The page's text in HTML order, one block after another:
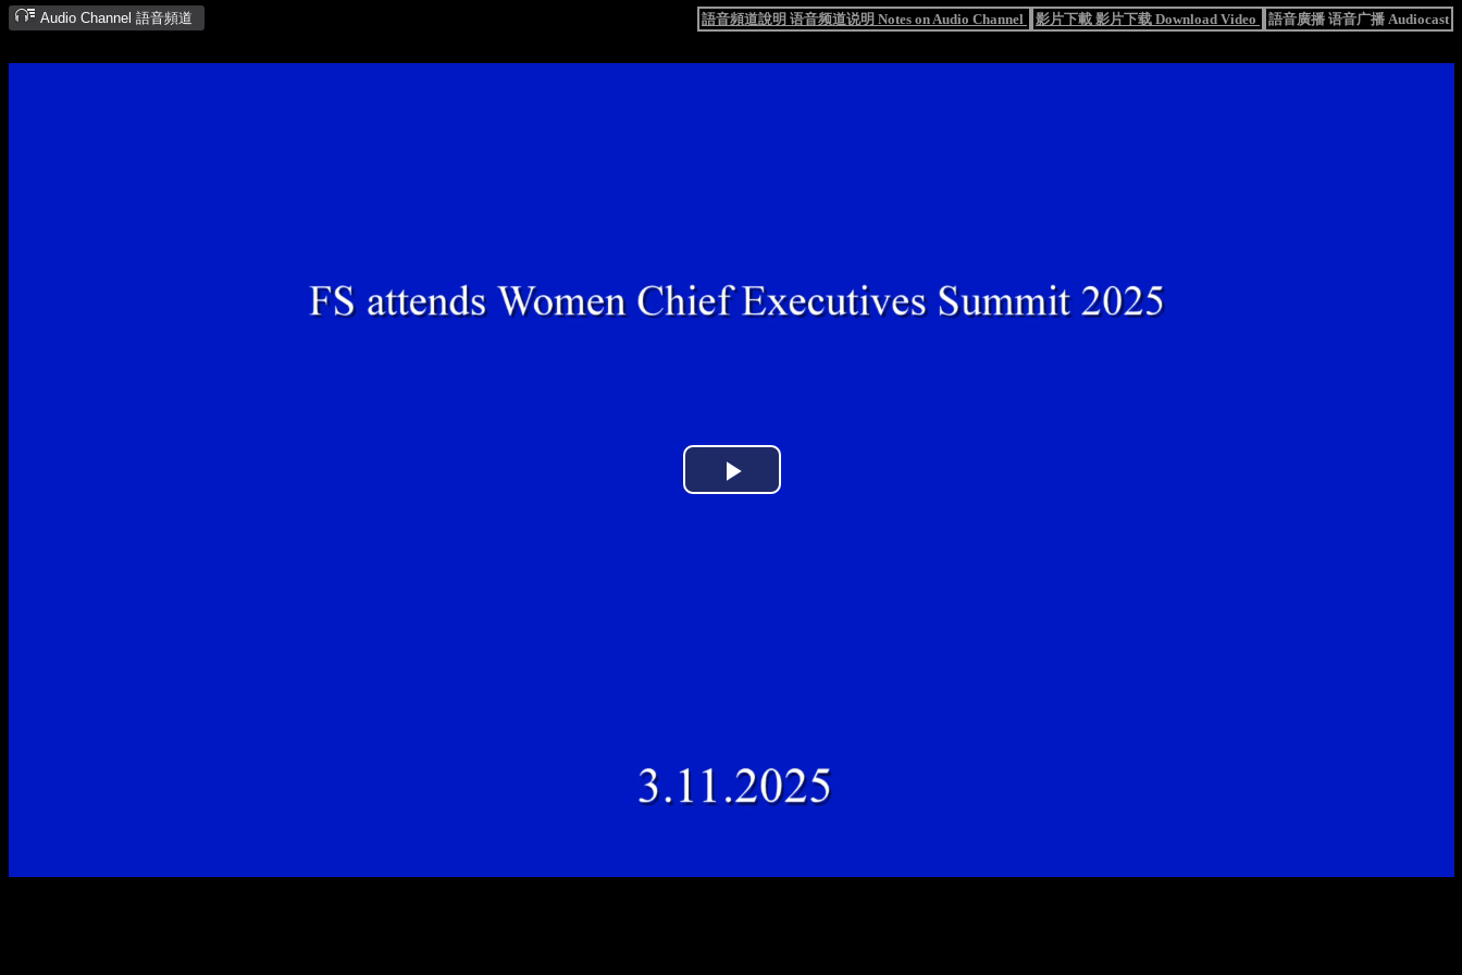
Audio Channel 語音頻道 語音頻道說明 语音频道说明 Notes on Audio Channel 影片下載 影片下载 Download Video 語音廣播 语音广播 Audiocast
Play